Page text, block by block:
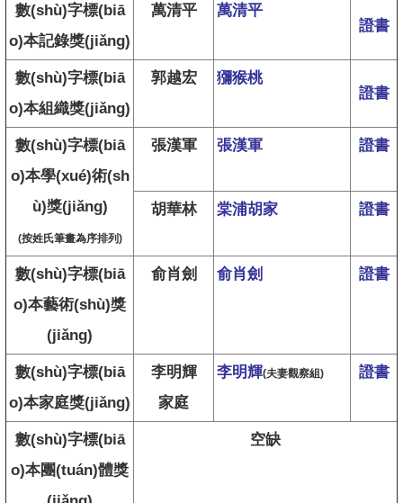
數(shù)字標(biā
o)本記錄獎(jiǎng)
萬清平
萬清平
證書
數(shù)字標(biā
o)本組織獎(jiǎng)
郭越宏
獼猴桃
證書
數(shù)字標(biā
o)本學(xué)術(sh
ù)獎(jiǎng)
(按姓氏筆畫為序排列)
張漢軍 張漢軍 證書
胡華林 棠浦胡家 證書
數(shù)字標(biā
o)本藝術(shù)獎
(jiǎng)
俞肖劍 俞肖劍 證書
數(shù)字標(biā
o)本家庭獎(jiǎng)
李明輝
家庭
李明輝(夫妻觀察組) 證書
數(shù)字標(biā
o)本團(tuán)體獎
空缺